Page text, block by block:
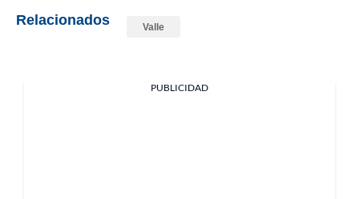
Relacionados Valle
PUBLICIDAD